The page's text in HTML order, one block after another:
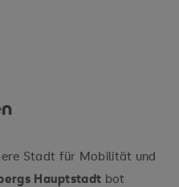
Stadt für Mobilität und
Hauptstadt bot